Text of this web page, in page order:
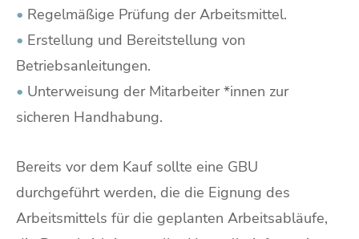
• Regelmäßige Prüfung der Arbeitsmittel.
• Erstellung und Bereitstellung von
Betriebsanleitungen.
• Unterweisung der Mitarbeiter *innen zur
sicheren Handhabung.
Bereits vor dem Kauf sollte eine GBU
durchgeführt werden, die die Eignung des
Arbeitsmittels für die geplanten Arbeitsabläufe,